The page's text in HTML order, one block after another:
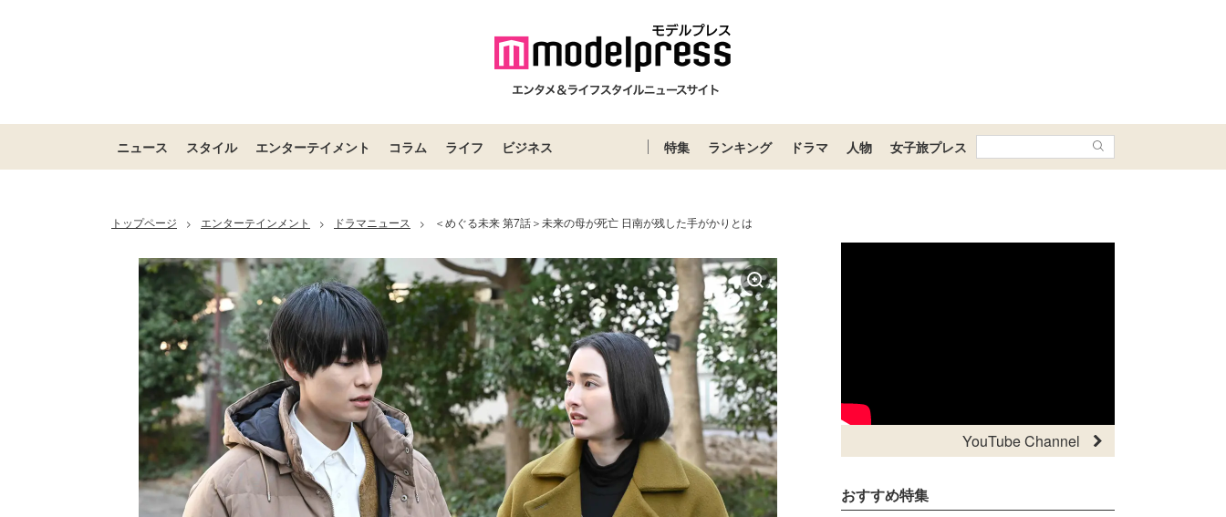
ニュース スタイル エンターテイメント コラム ライフ ビジネス 特集 ランキング ドラマ 人物 女子旅プレス
トップページ > エンターテインメント > ドラマニュース > ＜めぐる未来 第7話＞未来の母が死亡 日南が残した手がかりとは
YouTube Channel
おすすめ特集